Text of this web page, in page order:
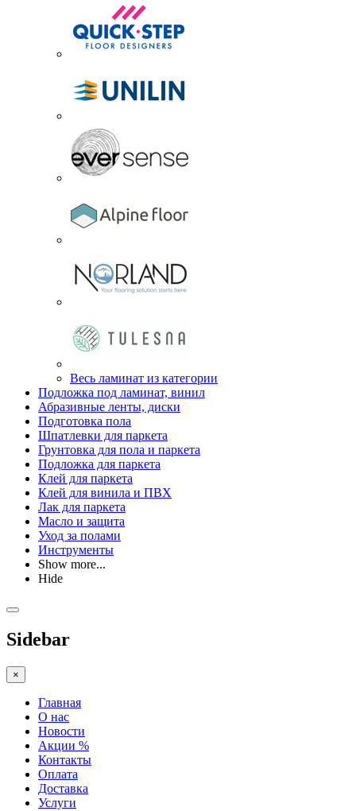
Весь ламинат из категории
Подложка под ламинат, винил
Абразивные ленты, диски
Подготовка пола
Шпатлевки для паркета
Грунтовка для пола и паркета
Подложка для паркета
Клей для паркета
Клей для винила и ПВХ
Лак для паркета
Масло и защита
Уход за полами
Инструменты
Show more...
Hide
Sidebar
×
Главная
О нас
Новости
Акции %
Контакты
Оплата
Доставка
Услуги